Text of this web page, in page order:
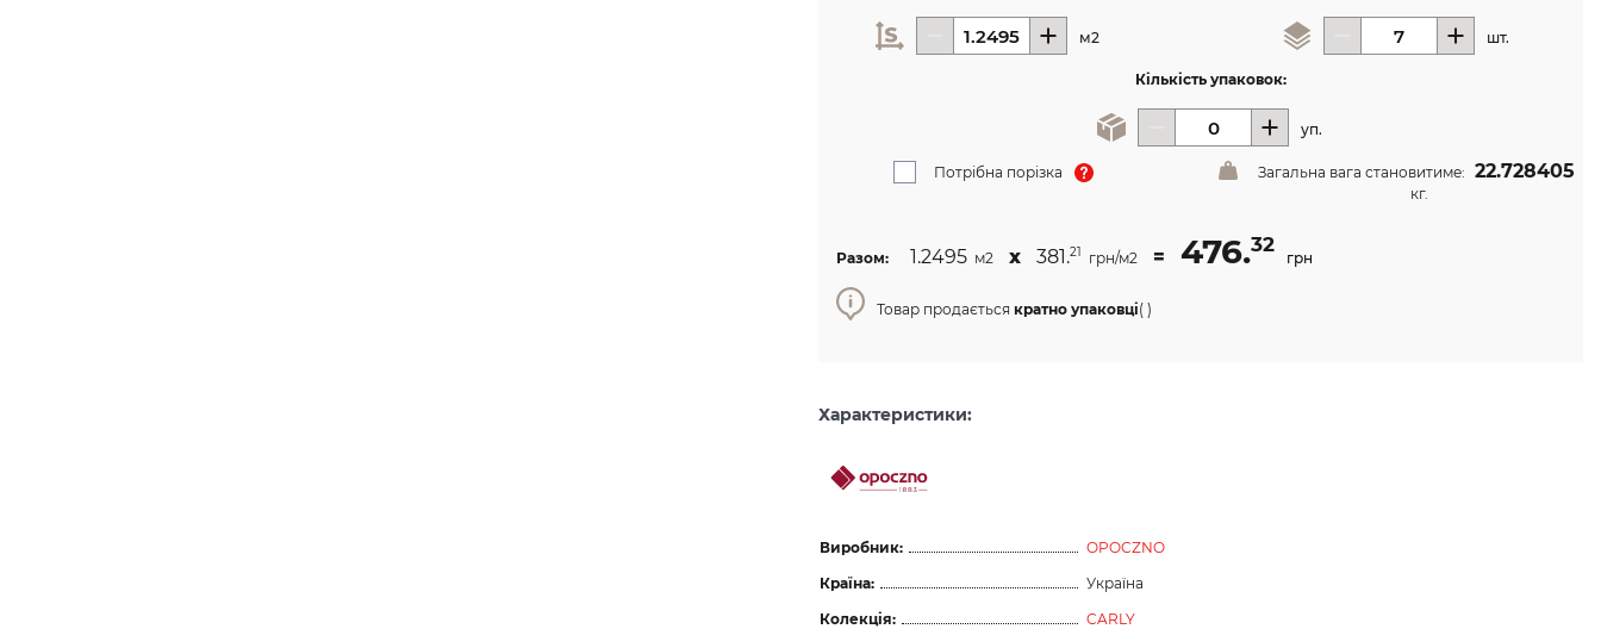
м2 шт.
Кількість упаковок:
уп.
Потрібна порізка Загальна вага становитиме: 22.728405
кг.
Разом: 1.2495 м2 х 381.21 грн/м2 = 476.32
грн
Товар продається кратно упаковці( )
Характеристики:
Виробник:
OPOCZNO
Країна:
Україна
Колекція:
CARLY